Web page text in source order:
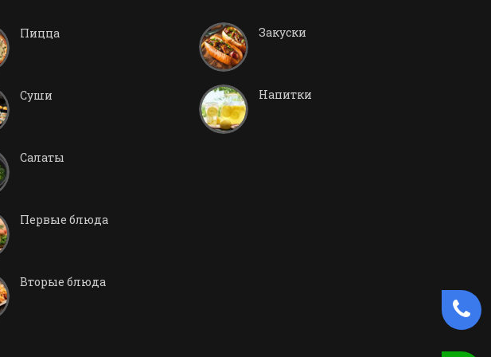
Пицца
Суши
Салаты
Первые блюда
Вторые блюда
Закуски
Напитки